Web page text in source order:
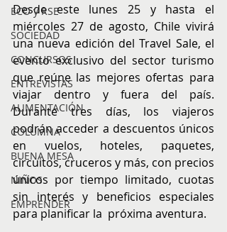
ECO y RSE
SOCIEDAD
CONCURSOS
ENTREVISTAS
ALIMENTACIÓN
COLUMNA
BUENA MESA
NIÑOS
EMPRENDER
Desde este lunes 25 y hasta el
miércoles 27 de agosto, Chile vivirá
una nueva edición del Travel Sale, el
evento exclusivo del sector turismo
que reúne las mejores ofertas para
viajar dentro y fuera del país.
Durante tres días, los viajeros
podrán acceder a descuentos únicos
en vuelos, hoteles, paquetes,
circuitos, cruceros y más, con precios
únicos por tiempo limitado, cuotas
sin interés y beneficios especiales
para planificar la  próxima aventura.